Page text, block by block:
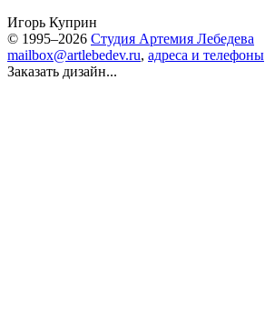
Игорь Куприн
© 1995–2026 Студия Артемия Лебедева
mailbox@artlebedev.ru, адреса и телефоны
Заказать дизайн...